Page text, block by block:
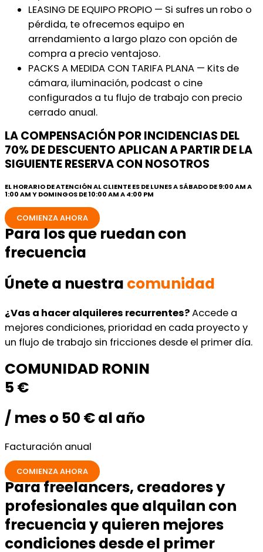
LEASING DE EQUIPO PROPIO — Si sufres un robo o
pérdida, te ofrecemos equipo en
arrendamiento a largo plazo con opción de
compra a precio ventajoso.
PACKS A MEDIDA CON TARIFA PLANA — Kits de
cámara, iluminación, podcast o cine
configurados a tu flujo de trabajo con precio
cerrado anual.
LA COMPENSACIÓN POR INCIDENCIAS DEL
70% DE DESCUENTO APLICAN A PARTIR DE LA
SIGUIENTE RESERVA CON NOSOTROS
EL HORARIO DE ATENCIÓN AL CLIENTE ES DE LUNES A SÁBADO DE 9:00 AM A
1:00 AM Y DOMINGOS DE 10:00 AM A 4:00 PM
COMIENZA AHORA
Para los que ruedan con
frecuencia
Únete a nuestra comunidad
¿Vas a hacer alquileres recurrentes?Accede a
mejores condiciones, prioridad en cada proyecto y
un flujo de trabajo sin fricciones desde el primer día.
COMUNIDAD RONIN
5 €
/ mes o 50 € al año
Facturación anual
COMIENZA AHORA
Para freelancers, creadores y
profesionales que alquilan con
frecuencia y quieren mejores
condiciones desde el primer